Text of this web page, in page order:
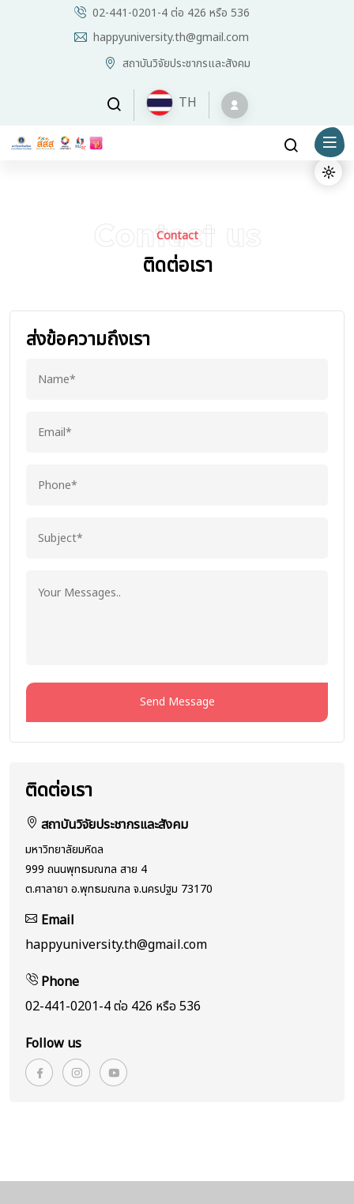
02-441-0201-4 ต่อ 426 หรือ 536
happyuniversity.th@gmail.com
สถาบันวิจัยประชากรและสังคม
TH
Contact
Contact us
ติดต่อเรา
ส่งข้อความถึงเรา
Send Message
ติดต่อเรา
สถาบันวิจัยประชากรและสังคม
มหาวิทยาลัยมหิดล
999 ถนนพุทธมณฑล สาย 4
ต.ศาลายา อ.พุทธมณฑล จ.นครปฐม 73170
Email
happyuniversity.th@gmail.com
Phone
02-441-0201-4 ต่อ 426 หรือ 536
Follow us